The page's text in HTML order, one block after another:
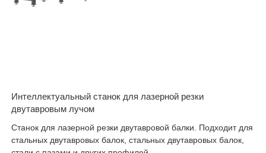
Интеллектуальный станок для лазерной резки
двутавровым лучом
Станок для лазерной резки двутавровой балки. Подходит для
стальных двутавровых балок, стальных двутавровых балок,